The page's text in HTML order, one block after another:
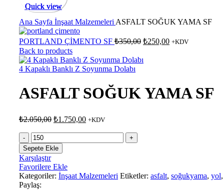
Click to enlarge
Ana Sayfa İnşaat Malzemeleri ASFALT SOĞUK YAMA SF
PORTLAND ÇİMENTO SF ₺350,00 ₺250,00 +KDV
Back to products
4 Kapaklı Banklı Z Soyunma Dolabı
ASFALT SOĞUK YAMA SF
₺2.050,00 ₺1.750,00 +KDV
Sepete Ekle
Karşılaştır
Favorilere Ekle
Kategoriler: İnşaat Malzemeleri Etiketler: asfalt, soğukyama, yol,
Paylaş:
Quick view
Quick view
Quick view